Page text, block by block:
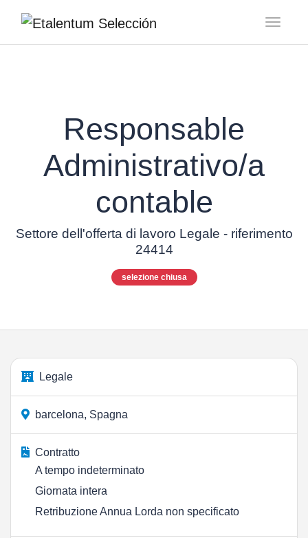
Responsable
Administrativo/a
contable
Settore dell'offerta di lavoro Legale - riferimento
24414
selezione chiusa
Legale
barcelona, Spagna
Contratto
A tempo indeterminato
Giornata intera
Retribuzione Annua Lorda non specificato